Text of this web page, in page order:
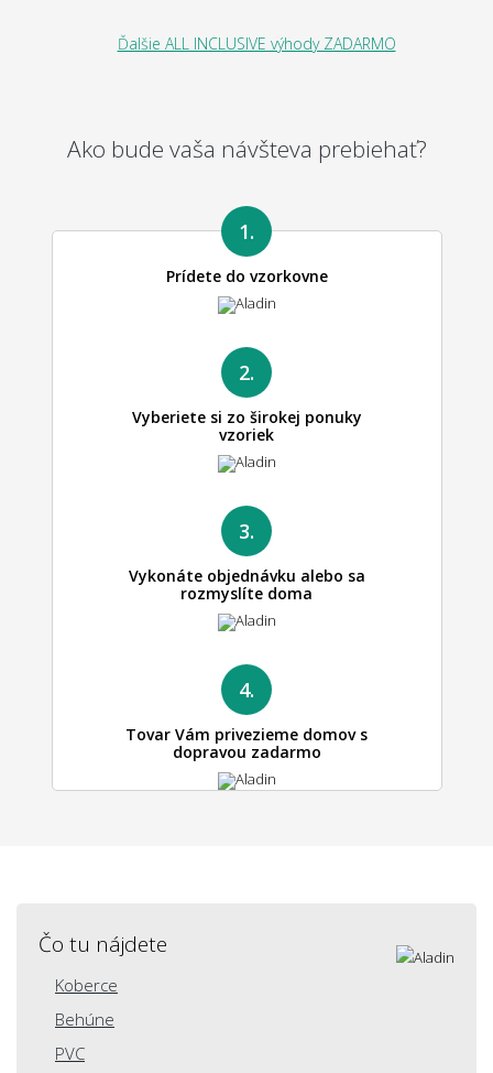
Ďalšie ALL INCLUSIVE výhody ZADARMO
Ako bude vaša návšteva prebiehať?
1.
Prídete do vzorkovne
2.
Vyberiete si zo širokej ponuky
vzoriek
3.
Vykonáte objednávku alebo sa
rozmyslíte doma
4.
Tovar Vám privezieme domov s
dopravou zadarmo
Čo tu nájdete
Koberce
Behúne
PVC